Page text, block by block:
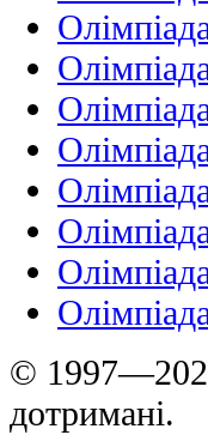
©
дотримані.